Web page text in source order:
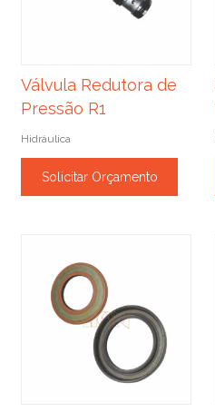
Válvula Redutora de
Pressão R1
Hidráulica
Solicitar Orçamento